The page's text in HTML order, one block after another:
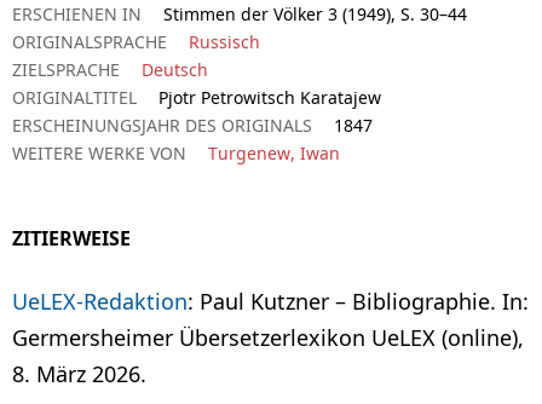
ERSCHIENEN IN
Stimmen der Völker 3 (1949), S. 30–44
ORIGINALSPRACHE
Russisch
ZIELSPRACHE
Deutsch
ORIGINALTITEL
Pjotr Petrowitsch Karatajew
ERSCHEINUNGSJAHR DES ORIGINALS
1847
WEITERE WERKE VON
Turgenew, Iwan
ZITIERWEISE
UeLEX-Redaktion: Paul Kutzner – Bibliographie. In:
Germersheimer Übersetzerlexikon UeLEX (online),
8. März 2026.